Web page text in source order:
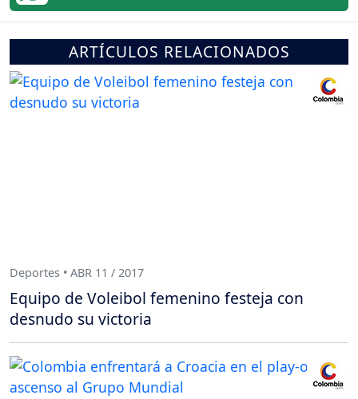
ARTÍCULOS RELACIONADOS
Deportes • ABR 11 / 2017
Equipo de Voleibol femenino festeja con
desnudo su victoria